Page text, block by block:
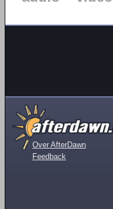
Over AfterDawn
Feedback